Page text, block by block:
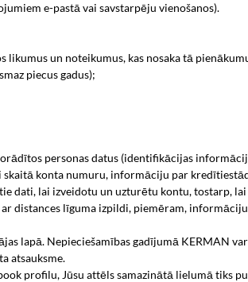
e-pastā vai savstarpēju vienošanos).
un noteikumus, kas nosaka tā
piecus gadus);
personas datus (identifikācijas
konta numuru, informāciju par kredītiestādi
dati, lai izveidotu un uzturētu kontu, tostarp,
distances līguma izpildi, piemēram,
lapā. Nepieciešamības gadījumā KERMAN
atsauksme.
profilu, Jūsu attēls samazinātā lielumā tiks